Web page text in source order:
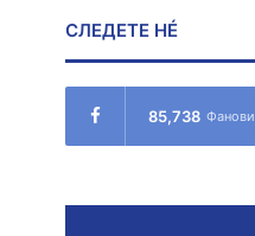
СЛЕДЕТЕ НÉ
85,738 Фанови